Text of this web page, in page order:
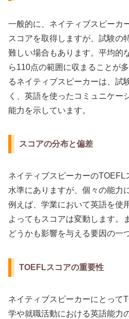
一般的に、ネイティブスピーカ
スコアを取得しますが、試験の
難しい場合もあります。平均的
ら110点の範囲に収まることが
るネイティブスピーカーは、試
く、英語を使ったコミュニケー
能力を示しています。
スコアの分布と偏差
ネイティブスピーカーのTOEFL
水準にありますが、個々の能力
例えば、学業において英語を使
よってもスコアは変動します。
どうかも影響を与える要因の一
TOEFLスコアの重要性
ネイティブスピーカーにとって
学や就職活動における英語能力